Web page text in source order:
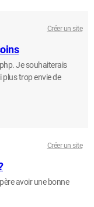
Créer un site
Je souhaiterais
plus trop envie de
Créer un site
avoir une bonne